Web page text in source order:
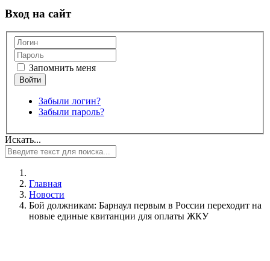
Вход на сайт
Запомнить меня
Забыли логин?
Забыли пароль?
Искать...
Главная
Новости
Бой должникам: Барнаул первым в России переходит на
новые единые квитанции для оплаты ЖКУ